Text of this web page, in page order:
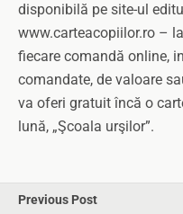
disponibilă pe site-ul
www.carteacopiilor.ro –
fiecare comandă online,
comandate, de valoare
va oferi gratuit încă o
lună, „Şcoala urşilor”.
Previous Post